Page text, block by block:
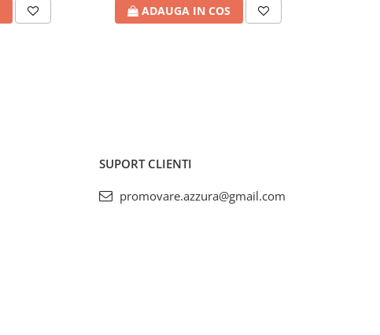
ADAUGA IN COS
SUPORT CLIENTI
promovare.azzura@gmail.com